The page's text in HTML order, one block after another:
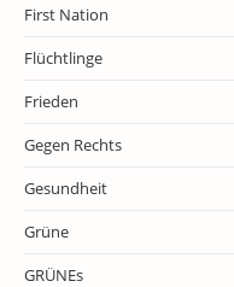
First Nation
Flüchtlinge
Frieden
Gegen Rechts
Gesundheit
Grüne
GRÜNEs